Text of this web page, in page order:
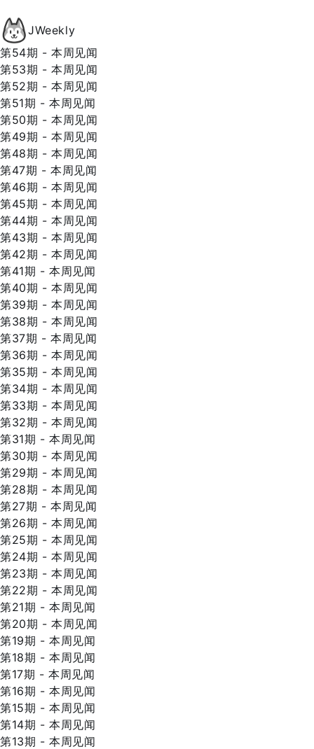
JWeekly
第54期 - 本周见闻
第53期 - 本周见闻
第52期 - 本周见闻
第51期 - 本周见闻
第50期 - 本周见闻
第49期 - 本周见闻
第48期 - 本周见闻
第47期 - 本周见闻
第46期 - 本周见闻
第45期 - 本周见闻
第44期 - 本周见闻
第43期 - 本周见闻
第42期 - 本周见闻
第41期 - 本周见闻
第40期 - 本周见闻
第39期 - 本周见闻
第38期 - 本周见闻
第37期 - 本周见闻
第36期 - 本周见闻
第35期 - 本周见闻
第34期 - 本周见闻
第33期 - 本周见闻
第32期 - 本周见闻
第31期 - 本周见闻
第30期 - 本周见闻
第29期 - 本周见闻
第28期 - 本周见闻
第27期 - 本周见闻
第26期 - 本周见闻
第25期 - 本周见闻
第24期 - 本周见闻
第23期 - 本周见闻
第22期 - 本周见闻
第21期 - 本周见闻
第20期 - 本周见闻
第19期 - 本周见闻
第18期 - 本周见闻
第17期 - 本周见闻
第16期 - 本周见闻
第15期 - 本周见闻
第14期 - 本周见闻
第13期 - 本周见闻